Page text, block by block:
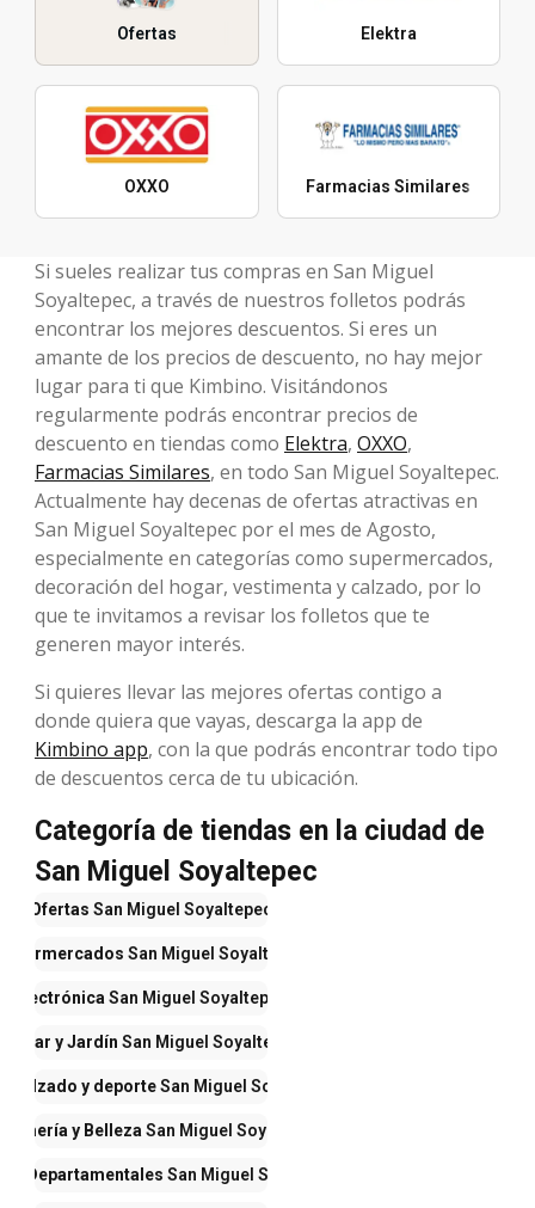
Ofertas Elektra
OXXO Farmacias Similares
Si sueles realizar tus compras en San Miguel
Soyaltepec, a través de nuestros folletos podrás
encontrar los mejores descuentos. Si eres un
amante de los precios de descuento, no hay mejor
lugar para ti que Kimbino. Visitándonos
regularmente podrás encontrar precios de
descuento en tiendas como Elektra, OXXO,
Farmacias Similares, en todo San Miguel Soyaltepec.
Actualmente hay decenas de ofertas atractivas en
San Miguel Soyaltepec por el mes de Agosto,
especialmente en categorías como supermercados,
decoración del hogar, vestimenta y calzado, por lo
que te invitamos a revisar los folletos que te
generen mayor interés.
Si quieres llevar las mejores ofertas contigo a
donde quiera que vayas, descarga la app de
Kimbino app, con la que podrás encontrar todo tipo
de descuentos cerca de tu ubicación.
Categoría de tiendas en la ciudad de
San Miguel Soyaltepec
Ofertas San Miguel Soyaltepec
San Miguel Soyaltepec
Electrónica San Miguel Soyaltepec
Hogar y Jardín San Miguel Soyaltepec
calzado y deporteSan Miguel Soyaltepec
y Belleza San Miguel Soyaltepec
Departamentales San Miguel Soyaltepec